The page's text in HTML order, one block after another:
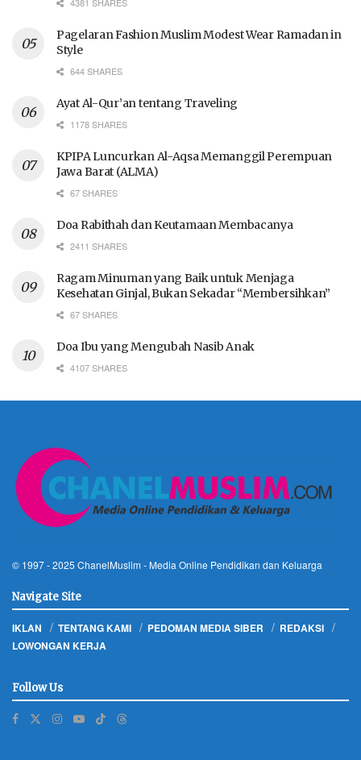
Pagelaran Fashion Muslim Modest Wear Ramadan in
Style
644 SHARES
Ayat Al-Qur’an tentang Traveling
1178 SHARES
KPIPA Luncurkan Al-Aqsa Memanggil Perempuan
Jawa Barat (ALMA)
67 SHARES
Doa Rabithah dan Keutamaan Membacanya
2411 SHARES
Ragam Minuman yang Baik untuk Menjaga
Kesehatan Ginjal, Bukan Sekadar “Membersihkan”
67 SHARES
Doa Ibu yang Mengubah Nasib Anak
4107 SHARES
© 1997 - 2025 ChanelMuslim - Media Online Pendidikan dan Keluarga
Navigate Site
IKLAN TENTANG KAMI PEDOMAN MEDIA SIBER
REDAKSI
LOWONGAN KERJA
Follow Us